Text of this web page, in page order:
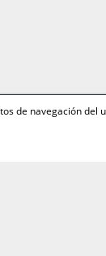
de navegación del